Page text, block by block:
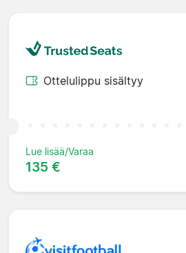
Ottelulippu sisältyy
Lue lisää/Varaa
135 €